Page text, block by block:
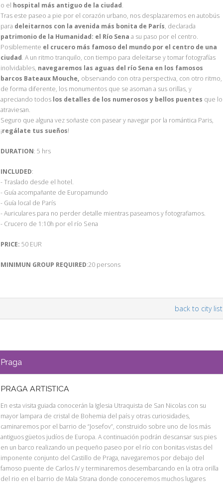
o el hospital más antiguo de la ciudad.
Tras este paseo a pie por el corazón urbano, nos desplazaremos en autobús
para deleitarnos con la avenida más bonita de París, declarada
patrimonio de la Humanidad: el Río Sena a su paso por el centro.
Posiblemente el crucero más famoso del mundo por el centro de una
ciudad. A un ritmo tranquilo, con tiempo para deleitarse y tomar fotografías
inolvidables, navegaremos las aguas del río Sena en los famosos
barcos Bateaux Mouche, observando con otra perspectiva, con otro ritmo,
de forma diferente, los monumentos que se asoman a sus orillas, y
apreciando todos los detalles de los numerosos y bellos puentes que lo
atraviesan.
Seguro que alguna vez soñaste con pasear y navegar por la romántica Paris,
¡regálate tus sueños!
DURATION: 5 hrs
INCLUDED:
- Traslado desde el hotel.
- Guía acompañante de Europamundo
- Guía local de París
- Auriculares para no perder detalle mientras paseamos y fotografiamos.
- Crucero de 1:10h por el río Sena
PRICE: 50 EUR
MINIMUN GROUP REQUIRED:20 persons
back to city list
Praga
PRAGA ARTISTICA
En esta visita guiada conocerán la Iglesia Utraquista de San Nicolas con su
mayor lampara de cristal de Bohemia del país y otras curiosidades,
caminaremos por el barrio de “Josefov”, construido sobre uno de los más
antiguos güetos judíos de Europa. A continuación podrán descansar sus pies
en un barco realizando un pequeño paseo por el río con bonitas vistas del
imponente conjunto del Castillo de Praga, navegaremos por debajo del
famoso puente de Carlos IV y terminaremos desembarcando en la otra orilla
del rio en el barrio de Mala Strana donde conoceremos muchos lugares